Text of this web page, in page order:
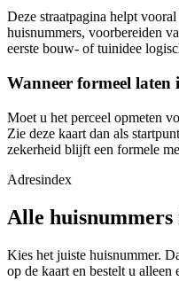
Deze straatpagina helpt
huisnummers, voorbereiden
eerste bouw- of tuinidee
Wanneer formeel laten
Moet u het perceel opmeten
Zie deze kaart dan als
zekerheid blijft een formele
Adresindex
Alle
Kies het juiste huisnummer.
op de kaart en bestelt u alleen